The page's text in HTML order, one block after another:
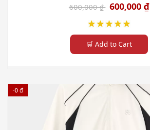
600,000 ₫ 600,000 ₫
🛒 Add to Cart
-0 đ